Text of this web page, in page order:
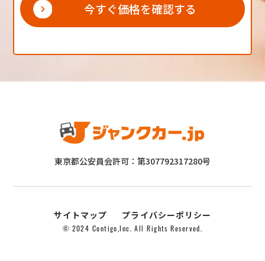
今すぐ価格を確認する
東京都公安員会許可：第307792317280号
サイトマップ プライバシーポリシー
© 2024 Contigo,Inc. All Rights Reserved.